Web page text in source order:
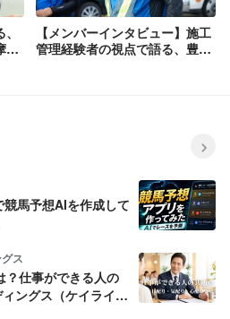
の
【メンバーインタビュー】施工
管理経験者の視点で語る、豊沢
馬予想AIを作成して
ス
？仕事ができる人の
ングス（ケイライ